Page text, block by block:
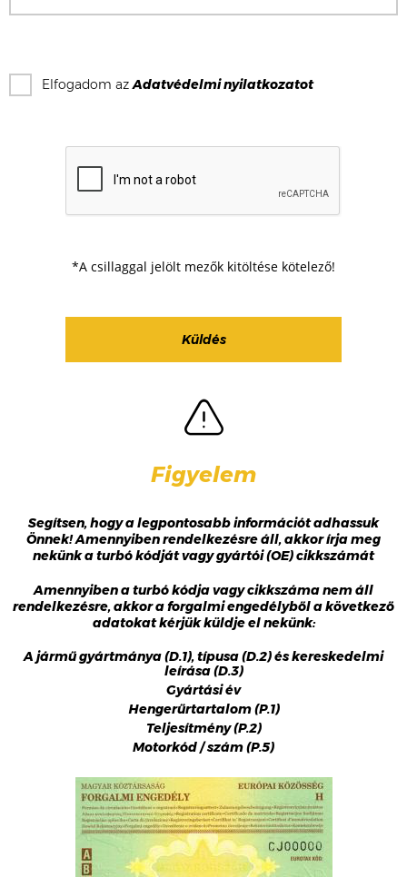
Elfogadom azAdatvédelmi nyilatkozatot
*A csillaggal jelölt mezők kitöltése kötelező!
Figyelem
Segítsen, hogy a legpontosabb információt adhassuk
Önnek! Amennyiben rendelkezésre áll, akkor írja meg
nekünk a turbó kódját vagy gyártói (OE) cikkszámát
Amennyiben a turbó kódja vagy cikkszáma nem áll
rendelkezésre, akkor a forgalmi engedélyből a következő
adatokat kérjük küldje el nekünk:
A jármű gyártmánya (D.1), típusa (D.2) és kereskedelmi
leírása (D.3)
Gyártási év
Hengerűrtartalom (P.1)
Teljesítmény (P.2)
Motorkód / szám (P.5)